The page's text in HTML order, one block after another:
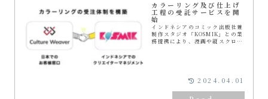
カラーリング及び仕上げ
工程の受託サービスを開
始
インドネシアのコミック出版社兼
制作スタジオ「KOSMIK」との業
務提携により、漫画や縦スクロー
2024.04.01